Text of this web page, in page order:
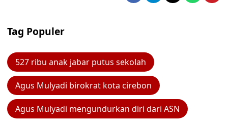
Tag Populer
527 ribu anak jabar putus sekolah
Agus Mulyadi birokrat kota cirebon
Agus Mulyadi mengundurkan diri dari ASN